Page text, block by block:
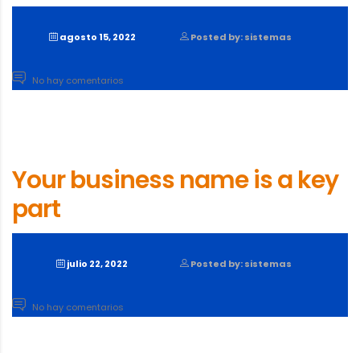
agosto 15, 2022 Posted by: sistemas
No hay comentarios
Your business name is a key
part
julio 22, 2022 Posted by: sistemas
No hay comentarios